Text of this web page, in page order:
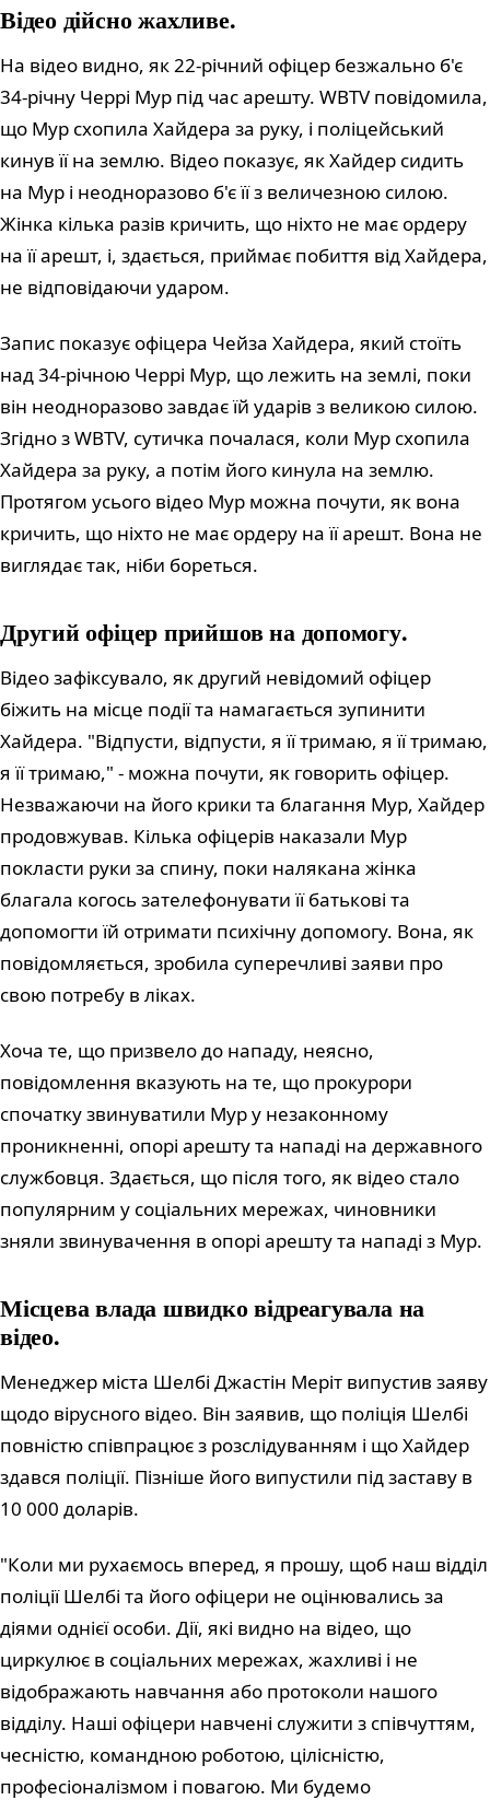
Відео дійсно жахливе.
На відео видно, як 22-річний офіцер безжально б'є
34-річну Черрі Мур під час арешту. WBTV повідомила,
що Мур схопила Хайдера за руку, і поліцейський
кинув її на землю. Відео показує, як Хайдер сидить
на Мур і неодноразово б'є її з величезною силою.
Жінка кілька разів кричить, що ніхто не має ордеру
на її арешт, і, здається, приймає побиття від Хайдера,
не відповідаючи ударом.
Запис показує офіцера Чейза Хайдера, який стоїть
над 34-річною Черрі Мур, що лежить на землі, поки
він неодноразово завдає їй ударів з великою силою.
Згідно з WBTV, сутичка почалася, коли Мур схопила
Хайдера за руку, а потім його кинула на землю.
Протягом усього відео Мур можна почути, як вона
кричить, що ніхто не має ордеру на її арешт. Вона не
виглядає так, ніби бореться.
Другий офіцер прийшов на допомогу.
Відео зафіксувало, як другий невідомий офіцер
біжить на місце події та намагається зупинити
Хайдера. "Відпусти, відпусти, я її тримаю, я її тримаю,
я її тримаю," - можна почути, як говорить офіцер.
Незважаючи на його крики та благання Мур, Хайдер
продовжував. Кілька офіцерів наказали Мур
покласти руки за спину, поки налякана жінка
благала когось зателефонувати її батькові та
допомогти їй отримати психічну допомогу. Вона, як
повідомляється, зробила суперечливі заяви про
свою потребу в ліках.
Хоча те, що призвело до нападу, неясно,
повідомлення вказують на те, що прокурори
спочатку звинуватили Мур у незаконному
проникненні, опорі арешту та нападі на державного
службовця. Здається, що після того, як відео стало
популярним у соціальних мережах, чиновники
зняли звинувачення в опорі арешту та нападі з Мур.
Місцева влада швидко відреагувала на
відео.
Менеджер міста Шелбі Джастін Меріт випустив заяву
щодо вірусного відео. Він заявив, що поліція Шелбі
повністю співпрацює з розслідуванням і що Хайдер
здався поліції. Пізніше його випустили під заставу в
10 000 доларів.
"Коли ми рухаємось вперед, я прошу, щоб наш відділ
поліції Шелбі та його офіцери не оцінювались за
діями однієї особи. Дії, які видно на відео, що
циркулює в соціальних мережах, жахливі і не
відображають навчання або протоколи нашого
відділу. Наші офіцери навчені служити з співчуттям,
чесністю, командною роботою, цілісністю,
професіоналізмом і повагою. Ми будемо